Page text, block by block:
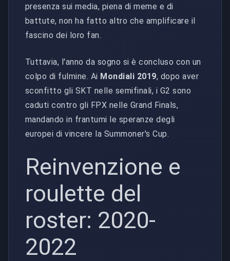
presenza sui media, piena di meme e di
battute, non ha fatto altro che amplificare il
fascino dei loro fan.
Tuttavia, l'anno da sogno si è concluso con un
colpo di fulmine. Ai Mondiali 2019, dopo aver
sconfitto gli SKT nelle semifinali, i G2 sono
caduti contro gli FPX nelle Grand Finals,
mandando in frantumi le speranze degli
europei di vincere la Summoner's Cup.
Reinvenzione e
roulette del
roster: 2020-
2022